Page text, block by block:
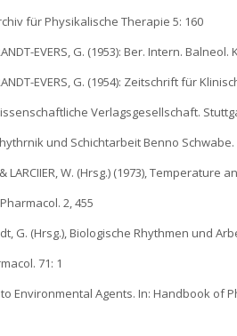
für Physikalische Therapie 5: 160
EVERS, G. (1953): Ber. Intern.
EVERS, G. (1954): Zeitschrift für
Verlagsgesellschaft.
und Schichtarbeit Benno
& LARCIIER, W. (Hrsg.) (1973),
Pharmacol. 2, 455
G. (Hrsg.), Biologische Rhythmen und
71: 1
to Environmental Agents. In: Handbook of